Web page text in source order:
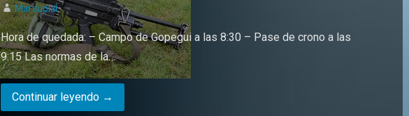
Marsupial
Hora de quedada: – Campo de Gopegui a las 8:30 – Pase de crono a las
9:15 Las normas de la…
Continuar leyendo →